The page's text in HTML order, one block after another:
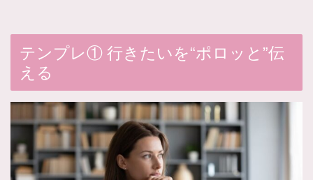
テンプレ① 行きたいを“ポロッと”伝
える